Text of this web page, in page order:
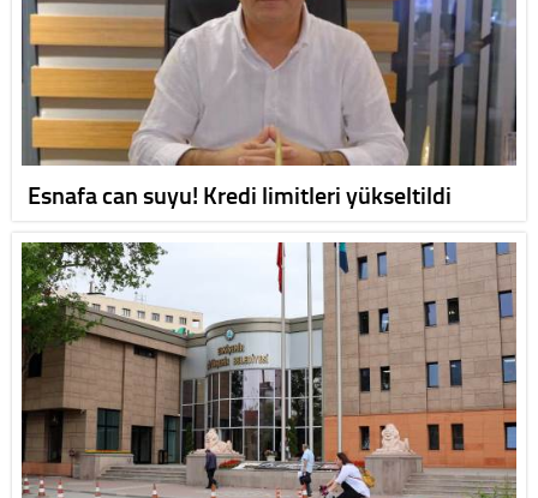
Esnafa can suyu! Kredi limitleri yükseltildi